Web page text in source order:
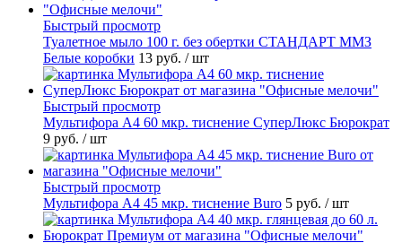
Быстрый просмотр
Туалетное мыло 100 г. без обертки СТАНДАРТ ММЗ
Белые коробки 13 руб. / шт
Быстрый просмотр
Мультифора А4 60 мкр. тиснение СуперЛюкс Бюрократ
9 руб. / шт
Быстрый просмотр
Мультифора А4 45 мкр. тиснение Buro 5 руб. / шт